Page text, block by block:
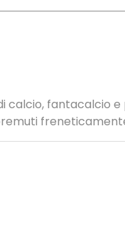
calcio, fantacalcio